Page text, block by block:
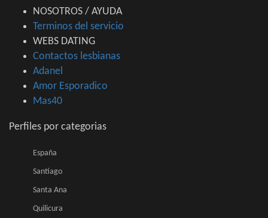
NOSOTROS / AYUDA
Terminos del servicio
WEBS DATING
Contactos lesbianas
Adanel
Amor Esporadico
Mas40
Perfiles por categorias
España
Santiago
Santa Ana
Quilicura